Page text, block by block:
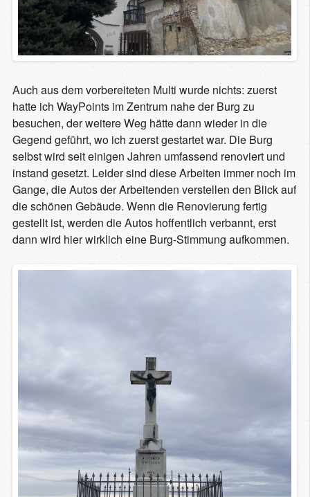
Auch aus dem vorbereiteten Multi wurde nichts: zuerst
hatte ich WayPoints im Zentrum nahe der Burg zu
besuchen, der weitere Weg hätte dann wieder in die
Gegend geführt, wo ich zuerst gestartet war. Die Burg
selbst wird seit einigen Jahren umfassend renoviert und
instand gesetzt. Leider sind diese Arbeiten immer noch im
Gange, die Autos der Arbeitenden verstellen den Blick auf
die schönen Gebäude. Wenn die Renovierung fertig
gestellt ist, werden die Autos hoffentlich verbannt, erst
dann wird hier wirklich eine Burg-Stimmung aufkommen.